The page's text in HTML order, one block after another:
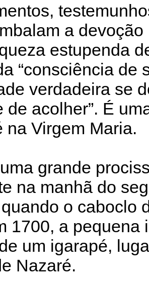
a
estupenda
“consciência de
verdadeira se
de acolher”. É
na Virgem Maria.
grande
na manhã do
o caboclo
1700, a pequena
um igarapé,
Nazaré.